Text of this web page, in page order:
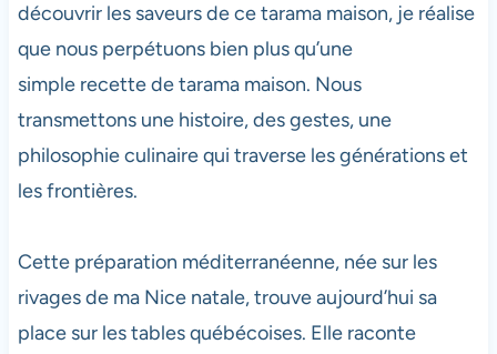
découvrir les saveurs de ce tarama maison, je réalise
que nous perpétuons bien plus qu’une
simple recette de tarama maison. Nous
transmettons une histoire, des gestes, une
philosophie culinaire qui traverse les générations et
les frontières.
Cette préparation méditerranéenne, née sur les
rivages de ma Nice natale, trouve aujourd’hui sa
place sur les tables québécoises. Elle raconte